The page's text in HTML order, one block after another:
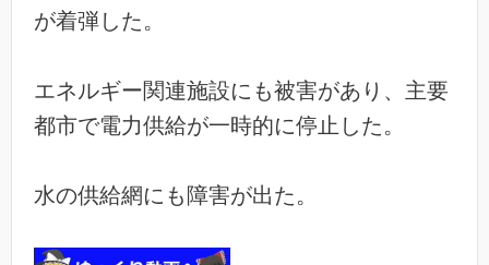
が着弾した。
エネルギー関連施設にも被害があり、主要
都市で電力供給が一時的に停止した。
水の供給網にも障害が出た。